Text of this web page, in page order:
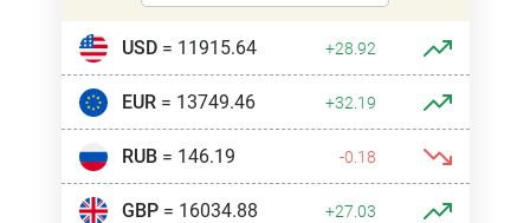
USD= 11915.64 +28.92
EUR= 13749.46 +32.19
RUB= 146.19 -0.18
GBP= 16034.88 +27.03